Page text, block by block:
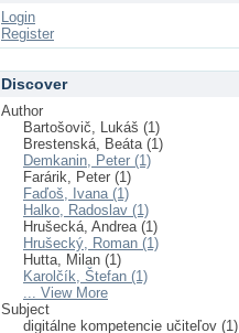
Login
Register
Discover
Author
Bartošovič, Lukáš (1)
Brestenská, Beáta (1)
Demkanin, Peter (1)
Farárik, Peter (1)
Faďoš, Ivana (1)
Halko, Radoslav (1)
Hrušecká, Andrea (1)
Hrušecký, Roman (1)
Hutta, Milan (1)
Karolčík, Štefan (1)
... View More
Subject
digitálne kompetencie učiteľov (1)